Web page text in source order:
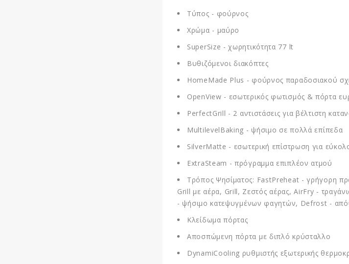
Τύπος - φούρνος
Χρώμα - μαύρο
SuperSize - χωρητικότητα 77 lt
Βυθιζόμενοι διακόπτες
HomeMade Plus - φούρνος παραδοσιακού
OpenView - εσωτερικός φωτισμός & πόρτα
PerfectGrill - 2 αντιστάσεις για βέλτιστη
MultilevelBaking - ψήσιμο σε πολλά επίπεδα
SilverMatte - εσωτερική επίστρωση για
ExtraSteam - πρόγραμμα επιπλέον ατμού
Τρόπος Ψησίματος: FastPreheat - γρήγορη
Grill με αέρα, Grill, Ζεστός αέρας, AirFry -
- ψήσιμο κατεψυγμένων φαγητών, Defrost -
Κλείδωμα πόρτας
Αποσπώμενη πόρτα με διπλό κρύσταλλο
DynamiCooling ρυθμιστής εξωτερικής